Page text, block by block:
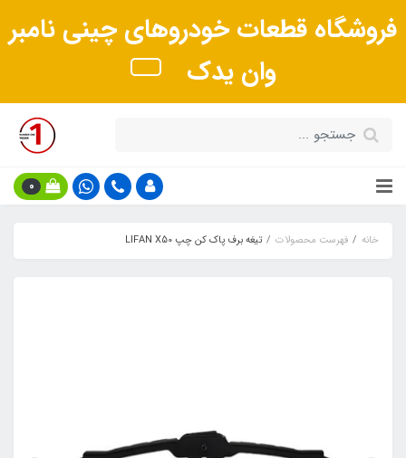
فروشگاه قطعات خودروهای چینی نامبر
وان یدک
0
خانه فهرست محصولات تیغه برف پاک کن چپ LIFAN X50